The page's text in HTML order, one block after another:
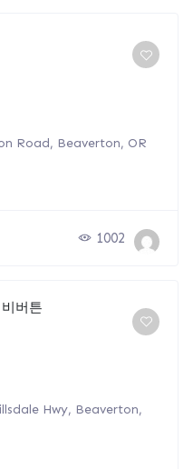
Road, Beaverton, OR
1002
버튼
Hwy, Beaverton,